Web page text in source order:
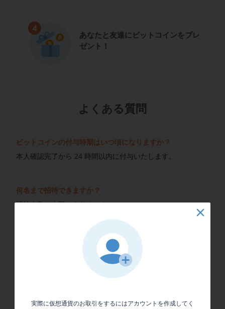
あなたと友達にビットコインをプレ
ゼント！
よくある質問
ビットコインの付与時期はいつ頃になりますか？
本人確認完了から 24 時間以内に付与いたします。
何名まで招待できますか？
招待人数に上限はありません。
※ただし、当社が不正とみなす行為（なりすまし、イタズ
ラ、アフィリエイト等）が発覚した等の場合においては、プ
レゼントを受取る権利を無効とさせていただく場合がありま
す。なお、プレゼントの受渡し後においては、没収等の措置
を取らせていただくことがあります。また、友だち招待プロ
グラムへの参加を無効とさせていただく場合があります。
招待を送れないのですがなぜですか？
実際に仮想通貨のお取引をするにはアカウントを作成してく